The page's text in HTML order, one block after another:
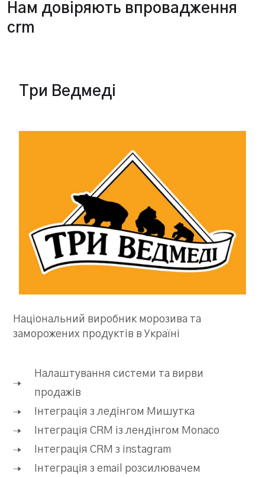
Нам довіряють впровадження
crm
Три Ведмеді
Національний виробник морозива та
заморожених продуктів в Україні
Налаштування системи та вирви
продажів
Інтеграція з ледінгом Мишутка
Інтеграція CRM із лендінгом Monaco
Інтеграція CRM з instagram
Інтеграція з email розсилювачем